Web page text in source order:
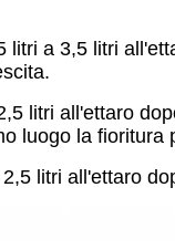
litri a 3,5 litri
litri all'ettaro
luogo la fioritura
litri all'ettaro